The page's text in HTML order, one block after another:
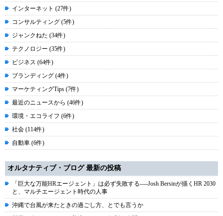
インターネット (27件)
コンサルティング (5件)
ジャンクねた (34件)
テクノロジー (35件)
ビジネス (64件)
ブランディング (4件)
マーケティングTips (7件)
最近のニュースから (46件)
環境・エコライフ (6件)
社会 (114件)
自動車 (6件)
オルタナティブ・ブログ 最新の投稿
「巨大な万能HRエージェント」は必ず失敗する----Josh Bersinが描くHR 2030
と、マルチエージェント時代の人事
沖縄で台風が来たときの過ごし方、とでも言うか